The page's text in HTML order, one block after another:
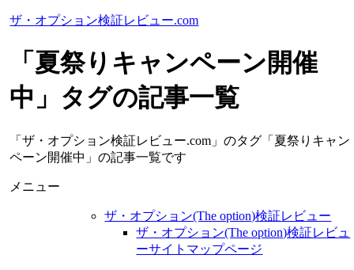
ザ・オプション検証レビュー.com
「夏祭りキャンペーン開催
中」タグの記事一覧
「ザ・オプション検証レビュー.com」のタグ「夏祭りキャン
ペーン開催中」の記事一覧です
メニュー
ザ・オプション(The option)検証レビュー
ザ・オプション(The option)検証レビュ
ーサイトマップページ